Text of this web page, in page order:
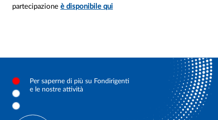
partecipazione è disponibile qui
Per saperne di più su Fondirigenti
e le nostre attività